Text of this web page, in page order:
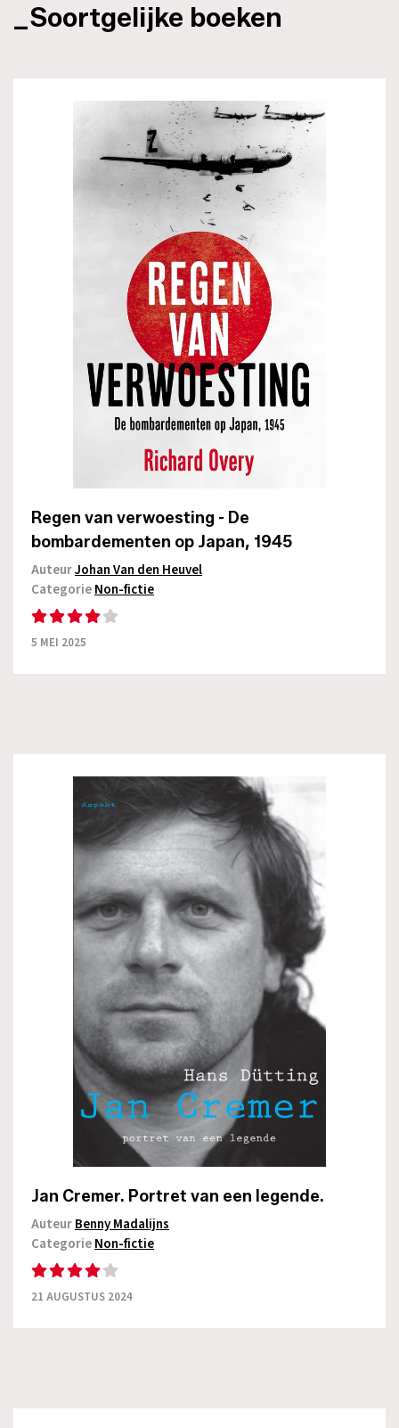
_Soortgelijke boeken
Regen van verwoesting - De
bombardementen op Japan, 1945
AuteurJohan Van den Heuvel
CategorieNon-fictie
5 MEI 2025
Jan Cremer. Portret van een legende.
AuteurBenny Madalijns
CategorieNon-fictie
21 AUGUSTUS 2024